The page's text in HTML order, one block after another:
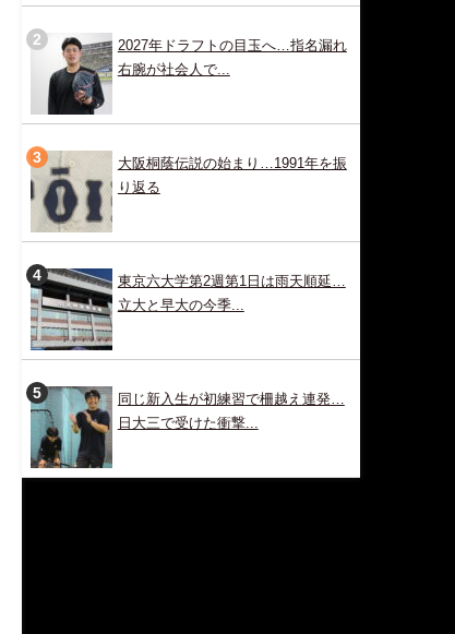
2027年ドラフトの目玉へ…指名漏れ
右腕が社会人で...
大阪桐蔭伝説の始まり…1991年を振
り返る
東京六大学第2週第1日は雨天順延…
立大と早大の今季...
同じ新入生が初練習で柵越え連発…
日大三で受けた衝撃...